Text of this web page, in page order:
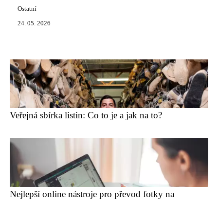
Ostatní
24. 05. 2026
Veřejná sbírka listin: Co to je a jak na to?
Nejlepší online nástroje pro převod fotky na